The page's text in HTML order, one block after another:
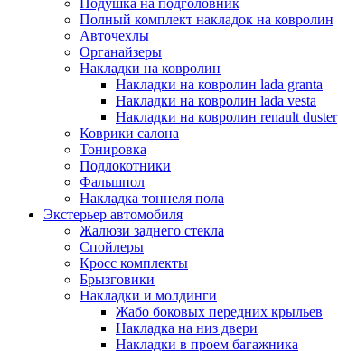
Подушка на подголовник
Полный комплект накладок на ковролин
Авточехлы
Органайзеры
Накладки на ковролин
Накладки на ковролин lada granta
Накладки на ковролин lada vesta
Накладки на ковролин renault duster
Коврики салона
Тонировка
Подлокотники
Фальшпол
Накладка тоннеля пола
Экстерьер автомобиля
Жалюзи заднего стекла
Спойлеры
Кросс комплекты
Брызговики
Накладки и молдинги
Жабо боковых передних крыльев
Накладка на низ двери
Накладки в проем багажника